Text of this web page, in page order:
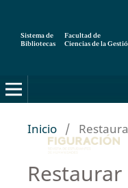
Sistema de
Bibliotecas
Facultad de
Ciencias de la
Inicio /